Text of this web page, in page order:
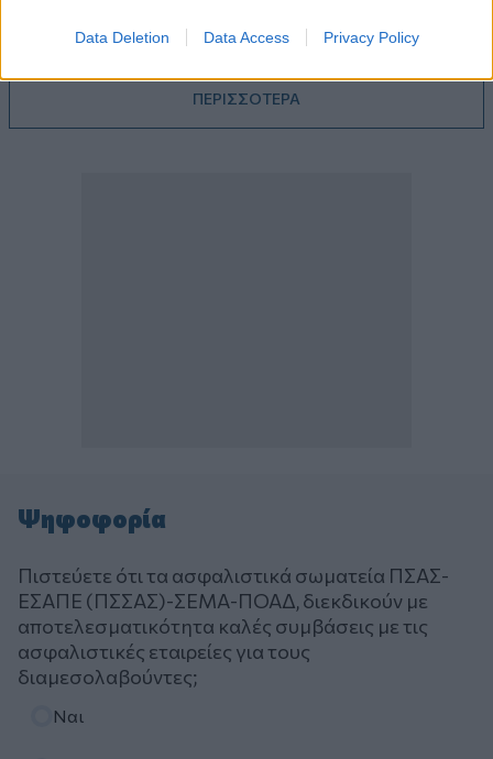
Data Deletion Data Access Privacy Policy
ΠΕΡΙΣΣΟΤΕΡΑ
Ψηφοφορία
Πιστεύετε ότι τα ασφαλιστικά σωματεία ΠΣΑΣ-
ΕΣΑΠΕ (ΠΣΣΑΣ)-ΣΕΜΑ-ΠΟΑΔ, διεκδικούν με
αποτελεσματικότητα καλές συμβάσεις με τις
ασφαλιστικές εταιρείες για τους
διαμεσολαβούντες;
Ναι